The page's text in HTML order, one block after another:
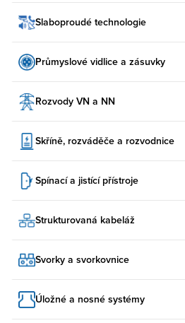
Slaboproudé technologie
Průmyslové vidlice a zásuvky
Rozvody VN a NN
Skříně, rozváděče a rozvodnice
Spínací a jistící přístroje
Strukturovaná kabeláž
Svorky a svorkovnice
Úložné a nosné systémy